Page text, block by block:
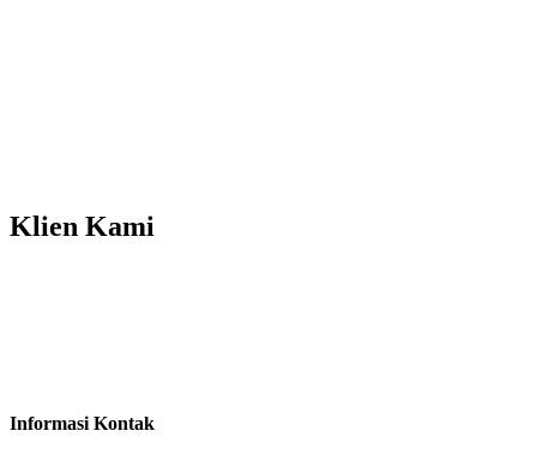
Klien Kami
Informasi Kontak